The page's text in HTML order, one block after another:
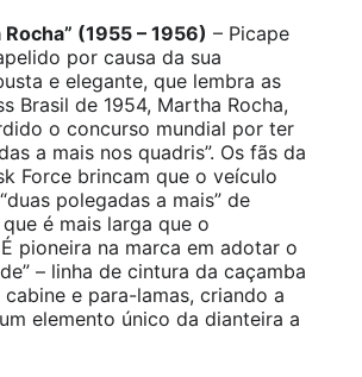
Rocha” (1955 – 1956) – Picape
por causa da sua
e elegante, que lembra as
Brasil de 1954, Martha Rocha,
o concurso mundial por ter
a mais nos quadris”. Os fãs da
Force brincam que o veículo
polegadas a mais” de
é mais larga que o
pioneira na marca em adotar o
– linha de cintura da caçamba
e para-lamas, criando a
elemento único da dianteira a